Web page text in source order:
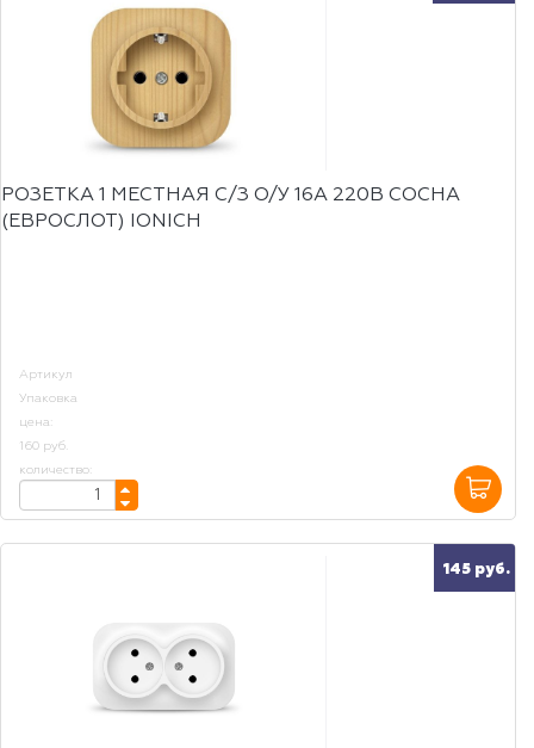
РОЗЕТКА 1 МЕСТНАЯ С/З О/У 16А 220В СОСНА
(ЕВРОСЛОТ) IONICH
Артикул
Упаковка
цена:
160 руб.
количество:
145 руб.